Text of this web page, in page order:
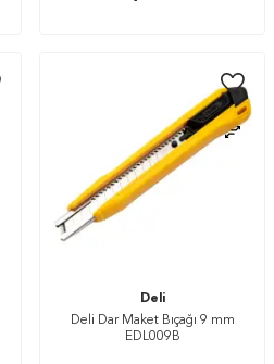
Deli
Deli Dar Maket Bıçağı 9 mm
EDL009B